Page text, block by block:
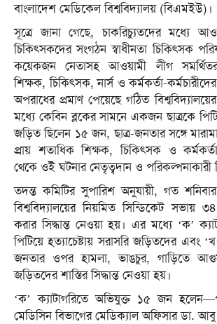
বাংলাদেশ মেডিকেল বিশ্ববিদ্যালয় (বিএমইউ)।
সূত্রে জানা গেছে, চাকরিচ্যুতদের মধ্যে
চিকিৎসকদের সংগঠন স্বাধীনতা চিকিৎসক
কয়েকজন নেতাসহ আওয়ামী লীগ
শিক্ষক, চিকিৎসক, নার্স ও কর্মকর্তা-
অপরাধের প্রমাণ পেয়েছে গঠিত
মধ্যে কেবিন ব্লকের সামনে একজন ছাত্রকে
জড়িত ছিলেন ১৫ জন, ছাত্র-জনতার সঙ্গে
প্রায় শতাধিক শিক্ষক, চিকিৎসক ও
থেকে ওই ঘটনার নেতৃত্বদান ও
তদন্ত কমিটির সুপারিশ অনুযায়ী, গত
বিশ্ববিদ্যালয়ের নিয়মিত সিন্ডিকেট সভায়
করার সিদ্ধান্ত নেওয়া হয়। এর মধ্যে ‘ক’
পিটিয়ে হত্যাচেষ্টায় সরাসরি জড়িতদের এবং
জনতার ওপর হামলা, ভাঙচুর, গাড়িতে
জড়িতদের শাস্তির সিদ্ধান্ত নেওয়া হয়।
‘ক’ ক্যাটাগরিতে অভিযুক্ত ১৫ জন
মেডিসিন বিভাগের মেডিক্যাল অফিসার ডা.